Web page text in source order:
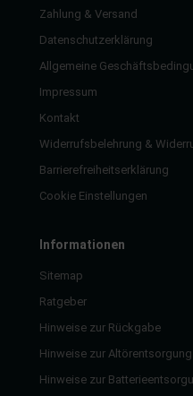
Zahlung & Versand
Datenschutzerklärung
Allgemeine
Impressum
Kontakt
Widerrufsbelehrung &
Barrierefreiheitserklärung
Cookie Einstellungen
Informationen
Sitemap
Ratgeber
Hinweise zur Rückgabe
Hinweise zur Altörentsorgung
Hinweise zur